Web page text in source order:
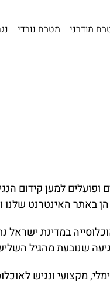
מודרני מטבח נורדי
ופועלים למען
באתר האינטרנט שלנו
במדינת ישראל
שנובעת מהגיל
מקצועי ונגיש